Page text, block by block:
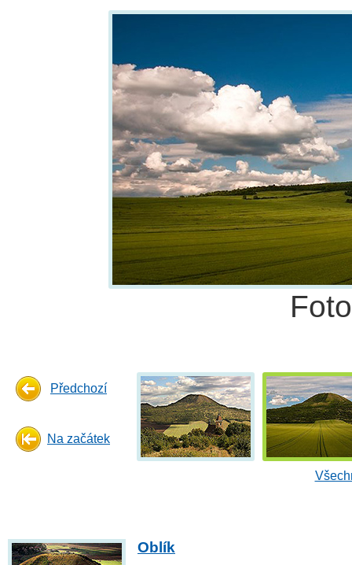
Předchozí
Na začátek
Oblík